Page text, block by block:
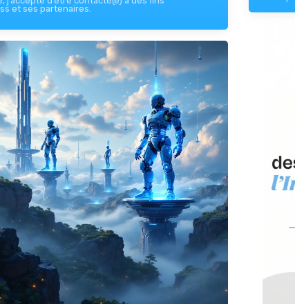
et ses partenaires.